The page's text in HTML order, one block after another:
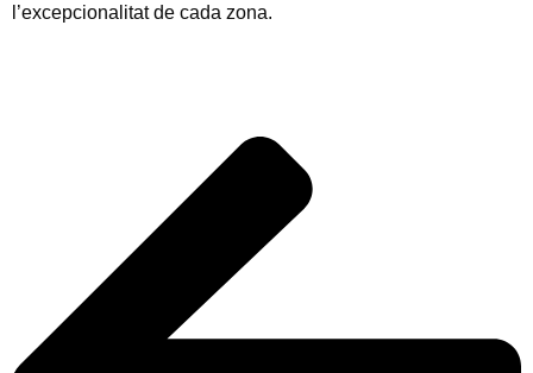
l’excepcionalitat de cada zona.